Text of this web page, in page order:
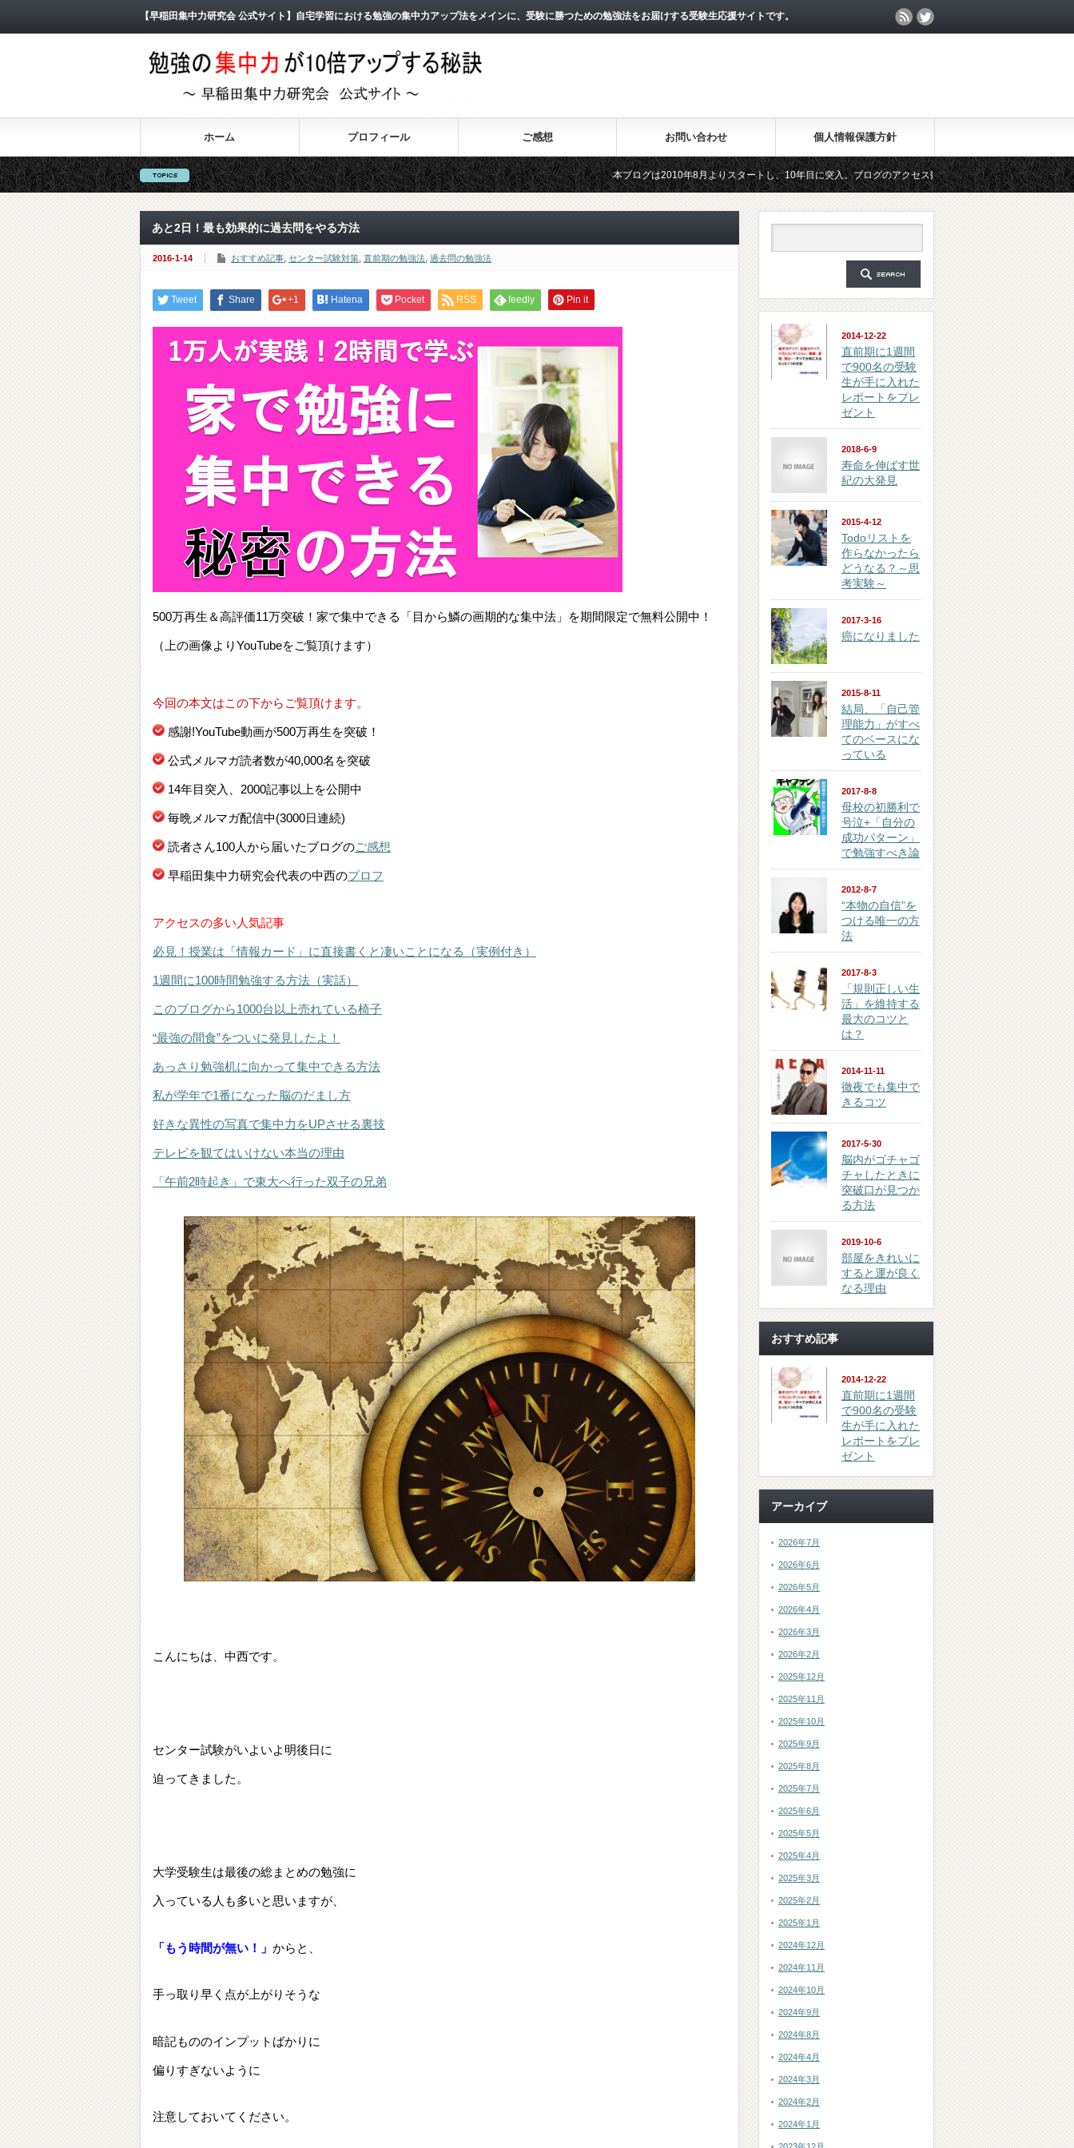
【早稲田集中力研究会 公式サイト】自宅学習における勉強の集中力アップ法をメインに、受験に勝つための勉強法をお届けする受験生応援サイトです。
ホーム プロフィール ご感想 お問い合わせ 個人情報保護方針
本ブログは2010年8月よりスタートし、10年目に突入。ブログのアクセス数が月間25万PV、公開記事数が2000記事を突破
2011年3月よりスタートした無料メールマガジン「勉強の集中力が10倍アップする秘訣」は、2018年6月に総読者数が4
あと2日！最も効果的に過去問をやる方法
2016-1-14 おすすめ記事 センター試験対策 直前期の勉強法 過去問の勉強法
Tweet Share +1 Hatena Pocket RSS feedly Pin it
500万再生＆高評価11万突破！家で集中できる「目から鱗の画期的な集中法」を期間限定で無料公開中！
（上の画像よりYouTubeをご覧頂けます）
今回の本文はこの下からご覧頂けます。
感謝!YouTube動画が500万再生を突破！
公式メルマガ読者数が40,000名を突破
14年目突入、2000記事以上を公開中
毎晩メルマガ配信中(3000日連続)
読者さん100人から届いたブログのご感想
早稲田集中力研究会代表の中西のプロフ
アクセスの多い人気記事
必見！授業は「情報カード」に直接書くと凄いことになる（実例付き）
1週間に100時間勉強する方法（実話）
このブログから1000台以上売れている椅子
“最強の間食”をついに発見したよ！
あっさり勉強机に向かって集中できる方法
私が学年で1番になった脳のだまし方
好きな異性の写真で集中力をUPさせる裏技
テレビを観てはいけない本当の理由
「午前2時起き」で東大へ行った双子の兄弟
こんにちは、中西です。
センター試験がいよいよ明後日に
迫ってきました。
大学受験生は最後の総まとめの勉強に
入っている人も多いと思いますが、
「もう時間が無い！」 からと、
手っ取り早く点が上がりそうな
暗記もののインプットばかりに
偏りすぎないように
注意しておいてください。
2014-12-22
直前期に1週間
で900名の受験
生が手に入れた
レポートをプレ
ゼント
2018-6-9
寿命を伸ばす世
紀の大発見
2015-4-12
Todoリストを
作らなかったら
どうなる？～思
考実験～
2017-3-16
癌になりました
2015-8-11
結局、「自己管
理能力」がすべ
てのベースにな
っている
2017-8-8
母校の初勝利で
号泣+「自分の
成功パターン」
で勉強すべき論
2012-8-7
“本物の自信”を
つける唯一の方
法
2017-8-3
「規則正しい生
活」を維持する
最大のコツと
は？
2014-11-11
徹夜でも集中で
きるコツ
2017-5-30
脳内がゴチャゴ
チャしたときに
突破口が見つか
る方法
2019-10-6
部屋をきれいに
すると運が良く
なる理由
おすすめ記事
2014-12-22
直前期に1週間
で900名の受験
生が手に入れた
レポートをプレ
ゼント
アーカイブ
2026年7月
2026年6月
2026年5月
2026年4月
2026年3月
2026年2月
2025年12月
2025年11月
2025年10月
2025年9月
2025年8月
2025年7月
2025年6月
2025年5月
2025年4月
2025年3月
2025年2月
2025年1月
2024年12月
2024年11月
2024年10月
2024年9月
2024年8月
2024年4月
2024年3月
2024年2月
2024年1月